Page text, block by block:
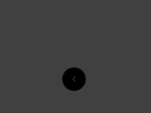
Previous slide